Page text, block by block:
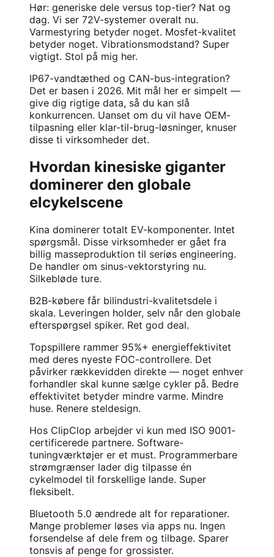
Hør: generiske dele versus top-tier? Nat og
dag. Vi ser 72V-systemer overalt nu.
Varmestyring betyder noget. Mosfet-kvalitet
betyder noget. Vibrationsmodstand? Super
vigtigt. Stol på mig her.
IP67-vandtæthed og CAN-bus-integration?
Det er basen i 2026. Mit mål her er simpelt —
give dig rigtige data, så du kan slå
konkurrencen. Uanset om du vil have OEM-
tilpasning eller klar-til-brug-løsninger, knuser
disse ti virksomheder det.
Hvordan kinesiske giganter
dominerer den globale
elcykelscene
Kina dominerer totalt EV-komponenter. Intet
spørgsmål. Disse virksomheder er gået fra
billig masseproduktion til seriøs engineering.
De handler om sinus-vektorstyring nu.
Silkebløde ture.
B2B-købere får bilindustri-kvalitetsdele i
skala. Leveringen holder, selv når den globale
efterspørgsel spiker. Ret god deal.
Topspillere rammer 95%+ energieffektivitet
med deres nyeste FOC-controllere. Det
påvirker rækkevidden direkte — noget enhver
forhandler skal kunne sælge cykler på. Bedre
effektivitet betyder mindre varme. Mindre
huse. Renere steldesign.
Hos ClipClop arbejder vi kun med ISO 9001-
certificerede partnere. Software-
tuningværktøjer er et must. Programmerbare
strømgrænser lader dig tilpasse én
cykelmodel til forskellige lande. Super
fleksibelt.
Bluetooth 5.0 ændrede alt for reparationer.
Mange problemer løses via apps nu. Ingen
forsendelse af dele frem og tilbage. Sparer
tonsvis af penge for grossister.